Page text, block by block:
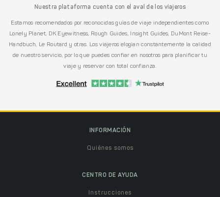
Nuestra plataforma cuenta con el aval de los viajeros
Estamos recomendados por reconocidas guías de viaje independientes como
Lonely Planet, DK Eyewitness, Rough Guides, Insight Guides, DuMont Reise-
Handbuch, Le Routard y otras. Los viajeros elogian constantemente la calidad
de nuestro servicio, por lo que puedes confiar en nosotros para planificar tu
viaje y reservar con total confianza.
INFORMACIÓN
Quiénes somos
CENTRO DE AYUDA
Instrucciones